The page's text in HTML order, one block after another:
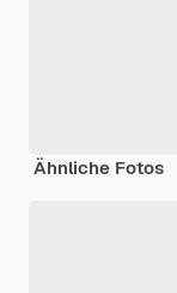
Ähnliche Fotos